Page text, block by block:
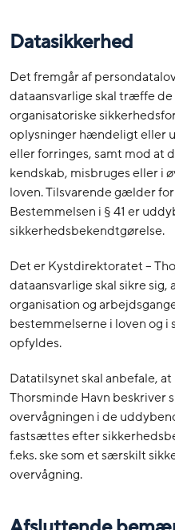
Datasikkerhed
Det fremgår af
dataansvarlige skal træffe
organisatoriske
oplysninger hændeligt eller
eller forringes, samt mod at
kendskab, misbruges eller i
loven. Tilsvarende gælder
Bestemmelsen i § 41 er
sikkerhedsbekendtgørelse.
Det er Kystdirektoratet –
dataansvarlige skal sikre
organisation og
bestemmelserne i loven og
opfyldes.
Datatilsynet skal anbefale,
Thorsminde Havn beskriver
overvågningen i de
fastsættes efter
f.eks. ske som et særskilt
overvågning.